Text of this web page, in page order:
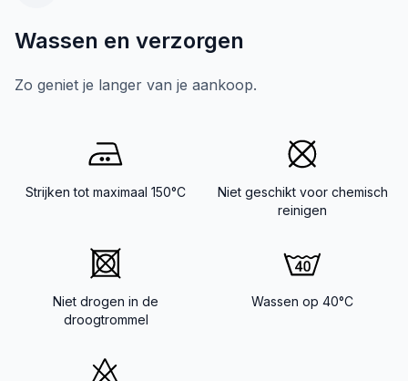
Wassen en verzorgen
Zo geniet je langer van je aankoop.
Strijken tot maximaal 150°C
Niet geschikt voor chemisch
reinigen
Niet drogen in de
droogtrommel
Wassen op 40°C